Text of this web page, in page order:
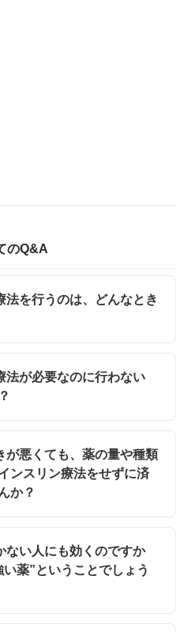
のQ&A
を行うのは、どんなとき
が必要なのに行わない
悪くても、薬の量や種類
ンスリン療法をせずに済
か？
い人にも効くのですか
薬”ということでしょう